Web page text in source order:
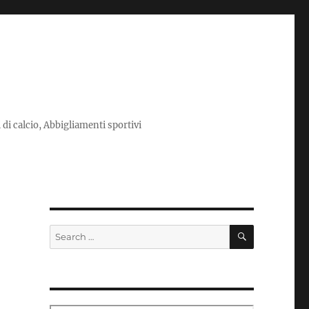
di calcio, Abbigliamenti sportivi
Search
for:
SEARCH